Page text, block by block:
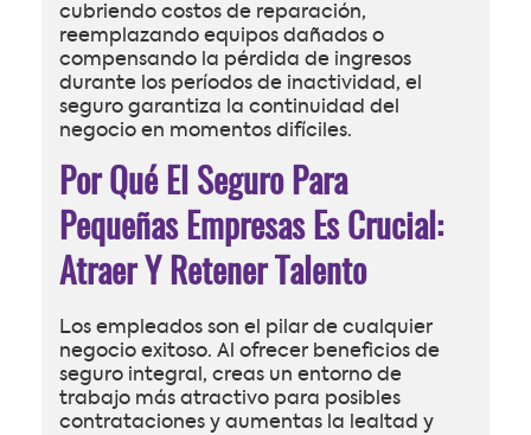
cubriendo costos de reparación,
reemplazando equipos dañados o
compensando la pérdida de ingresos
durante los períodos de inactividad, el
seguro garantiza la continuidad del
negocio en momentos difíciles.
Por Qué El Seguro Para
Pequeñas Empresas Es Crucial:
Atraer Y Retener Talento
Los empleados son el pilar de cualquier
negocio exitoso. Al ofrecer beneficios de
seguro integral, creas un entorno de
trabajo más atractivo para posibles
contrataciones y aumentas la lealtad y